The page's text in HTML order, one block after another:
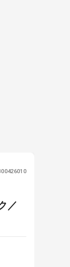
／